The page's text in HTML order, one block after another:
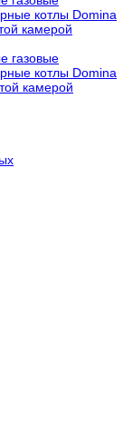
котлы Domina
камерой
газовые
котлы Domina
камерой